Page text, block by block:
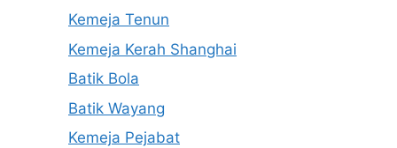
Kemeja Tenun
Kemeja Kerah Shanghai
Batik Bola
Batik Wayang
Kemeja Pejabat